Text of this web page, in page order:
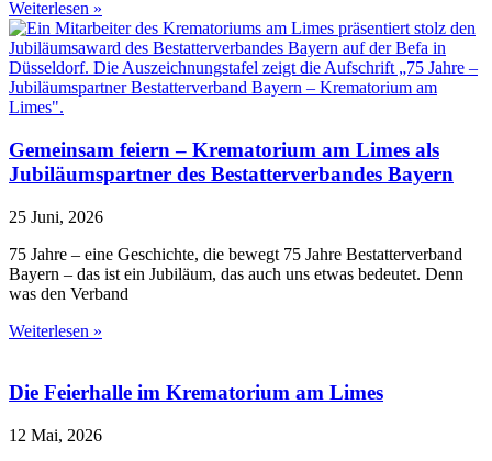
Weiterlesen »
Gemeinsam feiern – Krematorium am Limes als
Jubiläumspartner des Bestatterverbandes Bayern
25 Juni, 2026
75 Jahre – eine Geschichte, die bewegt 75 Jahre Bestatterverband
Bayern – das ist ein Jubiläum, das auch uns etwas bedeutet. Denn
was den Verband
Weiterlesen »
Die Feierhalle im Krematorium am Limes
12 Mai, 2026